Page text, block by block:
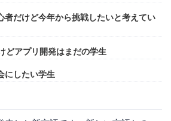
だけど今年から挑戦したいと考えてい
アプリ開発はまだの学生
にしたい学生